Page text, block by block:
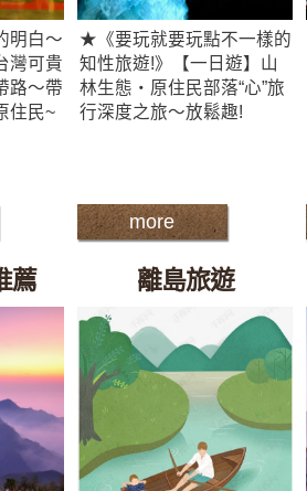
明白～
灣可貴
路～帶
住民~
★《要玩就要玩點不一樣的
知性旅遊!》【一日遊】山
林生態‧原住民部落“心”旅
行深度之旅～放鬆趣!
more
薦 離島旅遊